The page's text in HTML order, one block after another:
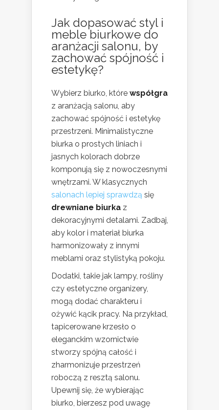
Jak dopasować styl i
meble biurkowe do
aranżacji salonu, by
zachować spójność i
estetykę?
Wybierz biurko, które współgra
z aranżacją salonu, aby
zachować spójność i estetykę
przestrzeni. Minimalistyczne
biurka o prostych liniach i
jasnych kolorach dobrze
komponują się z nowoczesnymi
wnętrzami. W klasycznych
salonach lepiej sprawdzą się
drewniane biurka z
dekoracyjnymi detalami. Zadbaj,
aby kolor i materiał biurka
harmonizowały z innymi
meblami oraz stylistyką pokoju.
Dodatki, takie jak lampy, rośliny
czy estetyczne organizery,
mogą dodać charakteru i
ożywić kącik pracy. Na przykład,
tapicerowane krzesło o
eleganckim wzornictwie
stworzy spójną całość i
zharmonizuje przestrzeń
roboczą z resztą salonu.
Upewnij się, że wybierając
biurko, bierzesz pod uwagę